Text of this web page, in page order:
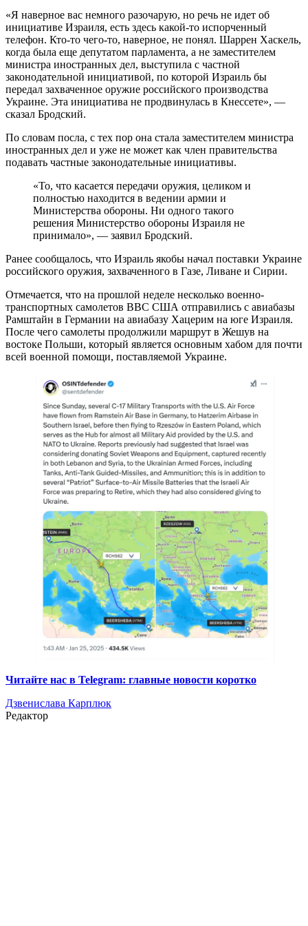
«Я наверное вас немного разочарую, но речь не идет об
инициативе Израиля, есть здесь какой-то испорченный
телефон. Кто-то чего-то, наверное, не понял. Шаррен Хаскель,
когда была еще депутатом парламента, а не заместителем
министра иностранных дел, выступила с частной
законодательной инициативой, по которой Израиль бы
передал захваченное оружие российского производства
Украине. Эта инициатива не продвинулась в Кнессете», —
сказал Бродский.
По словам посла, с тех пор она стала заместителем министра
иностранных дел и уже не может как член правительства
подавать частные законодательные инициативы.
«То, что касается передачи оружия, целиком и
полностью находится в ведении армии и
Министерства обороны. Ни одного такого
решения Министерство обороны Израиля не
принимало», — заявил Бродский.
Ранее сообщалось, что Израиль якобы начал поставки Украине
российского оружия, захваченного в Газе, Ливане и Сирии.
Отмечается, что на прошлой неделе несколько военно-
транспортных самолетов ВВС США отправились с авиабазы
Рамштайн в Германии на авиабазу Хацерим на юге Израиля.
После чего самолеты продолжили маршрут в Жешув на
востоке Польши, который является основным хабом для почти
всей военной помощи, поставляемой Украине.
Читайте нас в Telegram: главные новости коротко
Дзвенислава Карплюк
Редактор